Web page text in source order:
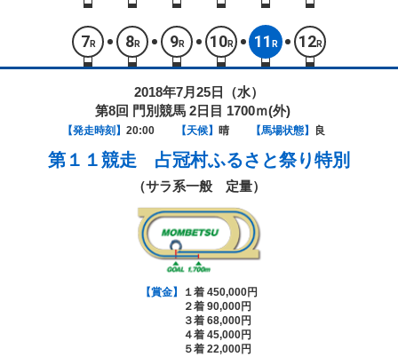
7 R 8R 9R 10R 11 R 12R
2018年7月25日（水）
第8回 門別競馬 2日目 1700ｍ(外)
【発走時刻】 20:00 【天候】 晴 【馬場状態】 良
第１１競走 占冠村ふるさと祭り特別
（サラ系一般 定量）
【賞金】
１着 450,000円
２着 90,000円
３着 68,000円
４着 45,000円
５着 22,000円